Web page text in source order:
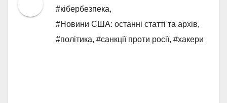
#кібербезпека,
#Новини США: останні статті та архів,
#політика, #санкції проти росії, #хакери